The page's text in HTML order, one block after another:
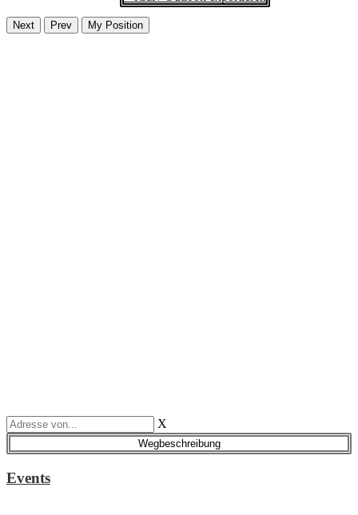
Next Prev My Position
X
Events